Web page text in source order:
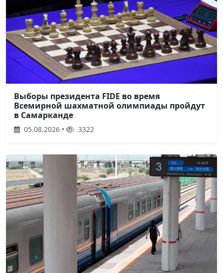
Выборы президента FIDE во время
Всемирной шахматной олимпиады пройдут
в Самарканде
05.08.2026 • 3322